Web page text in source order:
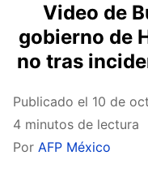
Video de
gobierno de
no tras
Publicado el 10 de
4 minutos de lectura
Por AFP México